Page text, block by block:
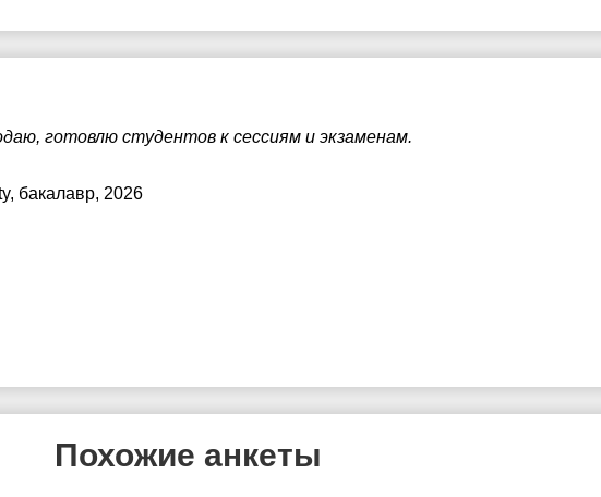
готовлю студентов к сессиям и экзаменам.
, бакалавр, 2026
Похожие анкеты